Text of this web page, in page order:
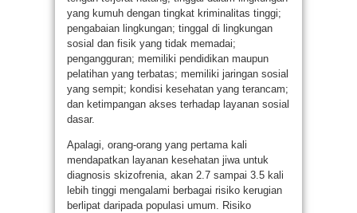
yang kumuh dengan tingkat kriminalitas tinggi;
pengabaian lingkungan; tinggal di lingkungan
sosial dan fisik yang tidak memadai;
pengangguran; memiliki pendidikan maupun
pelatihan yang terbatas; memiliki jaringan sosial
yang sempit; kondisi kesehatan yang terancam;
dan ketimpangan akses terhadap layanan sosial
dasar.
Apalagi, orang-orang yang pertama kali
mendapatkan layanan kesehatan jiwa untuk
diagnosis skizofrenia, akan 2.7 sampai 3.5 kali
lebih tinggi mengalami berbagai risiko kerugian
berlipat daripada populasi umum. Risiko